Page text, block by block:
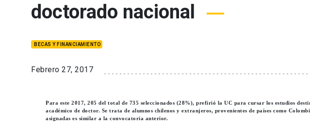
doctorado nacional
BECAS Y FINANCIAMIENTO
Febrero 27, 2017
Para este 2017, 205 del total de 735 seleccionados (28%), prefirió la UC para cursar los estudios
académico de doctor. Se trata de alumnos chilenos y extranjeros, provenientes de países como
asignadas es similar a la convocatoria anterior.